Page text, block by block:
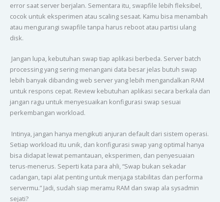
error saat server berjalan. Sementara itu, swapfile lebih fleksibel,
cocok untuk eksperimen atau scaling sesaat. Kamu bisa menambah
atau mengurangi swapfile tanpa harus reboot atau partisi ulang
disk.
Jangan lupa, kebutuhan swap tiap aplikasi berbeda. Server batch
processing yang sering menangani data besar jelas butuh swap
lebih banyak dibanding web server yang lebih mengandalkan RAM
untuk respons cepat. Review kebutuhan aplikasi secara berkala dan
jangan ragu untuk menyesuaikan konfigurasi swap sesuai
perkembangan workload.
Intinya, jangan hanya mengikuti anjuran default dari sistem operasi.
Setiap workload itu unik, dan konfigurasi swap yang optimal hanya
bisa didapat lewat pemantauan, eksperimen, dan penyesuaian
terus-menerus. Seperti kata para ahli, “Swap bukan sekadar
cadangan, tapi alat penting untuk menjaga stabilitas dan performa
servermu.” Jadi, sudah siap meramu RAM dan swap ala sysadmin
sejati?